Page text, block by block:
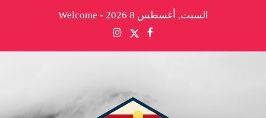
السبت, أغسطس 8 2026 - Welcome